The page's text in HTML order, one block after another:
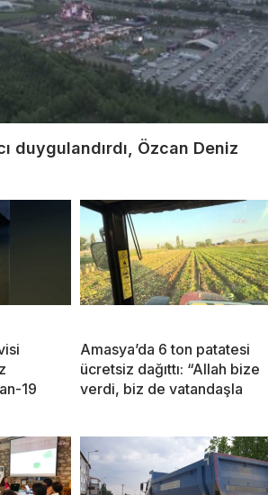
duygulandırdı, Özcan Deniz
19
Amasya’da 6 ton patatesi
ücretsiz dağıttı: “Allah bize
verdi, biz de vatandaşla